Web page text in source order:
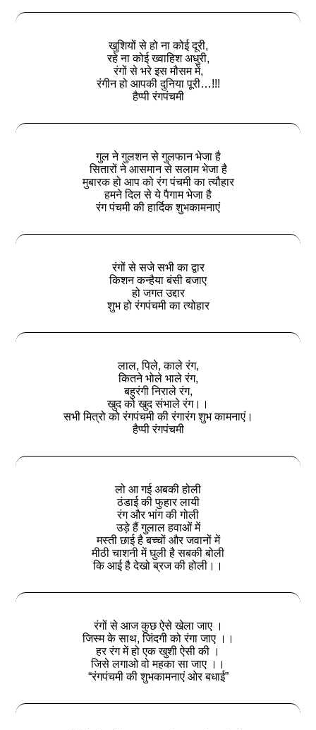
खुशियों से हो ना कोई दूरी,
रहे ना कोई ख्वाहिश अधुरी,
रंगों से भरे इस मौसम में,
रंगीन हो आपकी दुनिया पूरी…!!!
हैप्पी रंगपंचमी
गुल ने गुलशन से गुलफान भेजा है
सितारों ने आसमान से सलाम भेजा है
मुबारक हो आप को रंग पंचमी का त्यौहार
हमने दिल से ये पैगाम भेजा है
रंग पंचमी की हार्दिक शुभकामनाएं
रंगों से सजे सभी का द्वार
किशन कन्हैया बंसी बजाए
हो जगत उद्दार
शुभ हो रंगपंचमी का त्योहार
लाल, पिले, काले रंग,
कितने भोले भाले रंग,
बहुरंगी निराले रंग,
खुद को खुद संभाले रंग।।
सभी मित्रो को रंगपंचमी की रंगारंग शुभ कामनाएं।
हैप्पी रंगपंचमी
लो आ गई अबकी होली
ठंडाई की फुहार लायी
रंग और भांग की गोली
उड़े हैं गुलाल हवाओं में
मस्ती छाई है बच्चों और जवानों में
मीठी चाशनी में घुली है सबकी बोली
कि आई है देखो ब्रज की होली।।
रंगों से आज कुछ ऐसे खेला जाए ।
जिस्म के साथ, जिंदगी को रंगा जाए ।।
हर रंग में हो एक खुशी ऐसी की ।
जिसे लगाओ वो महका सा जाए ।।
“रंगपंचमी की शुभकामनाएं ओर बधाई”